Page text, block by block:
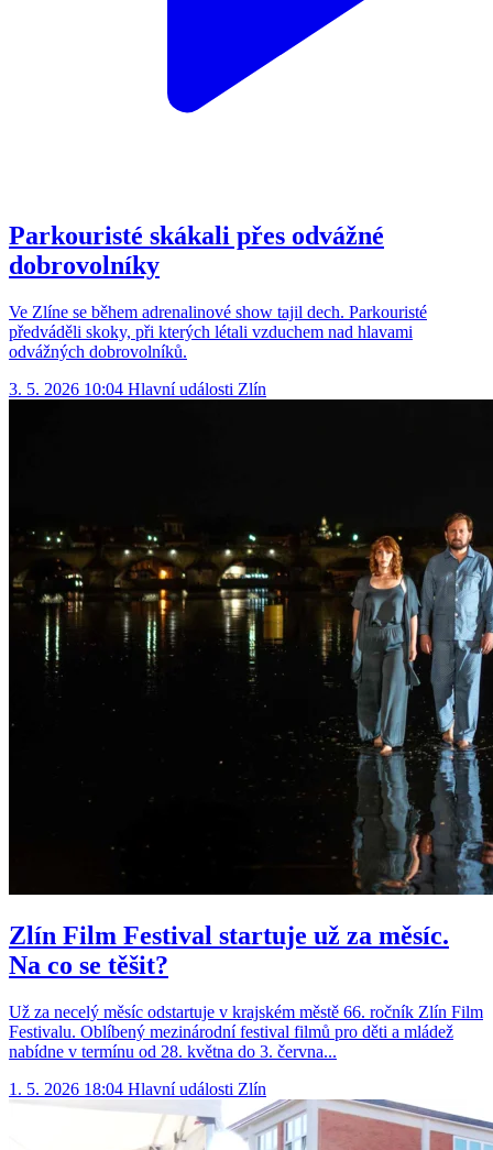
Parkouristé skákali přes odvážné
dobrovolníky
Ve Zlíne se během adrenalinové show tajil dech. Parkouristé
předváděli skoky, při kterých létali vzduchem nad hlavami
odvážných dobrovolníků.
3. 5. 2026 10:04 Hlavní události Zlín
Zlín Film Festival startuje už za měsíc.
Na co se těšit?
Už za necelý měsíc odstartuje v krajském městě 66. ročník Zlín Film
Festivalu. Oblíbený mezinárodní festival filmů pro děti a mládež
nabídne v termínu od 28. května do 3. června...
1. 5. 2026 18:04 Hlavní události Zlín